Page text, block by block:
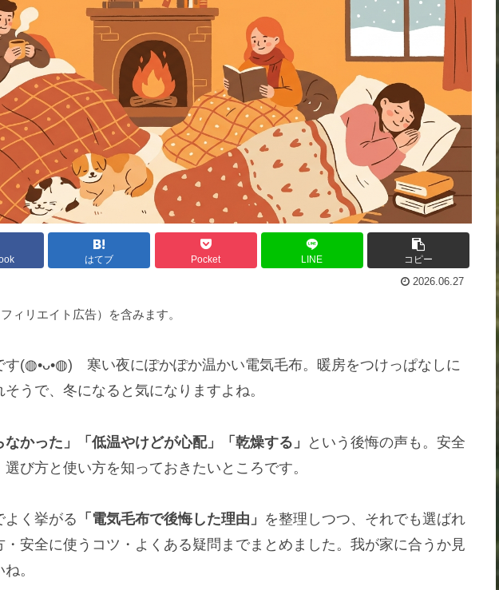
はてブ Pocket LINE コピー
2026.06.27
ィリエイト広告）を含みます。
す(◍•ᴗ•◍) 寒い夜にぽかぽか温かい電気毛布。暖房をつけっぱなしに
うで、冬になると気になりますよね。
なかった」「低温やけどが心配」「乾燥する」
という後悔の声も。安全
び方と使い方を知っておきたいところです。
よく挙がる 「電気毛布で後悔した理由」 を整理しつつ、それでも選ばれ
安全に使うコツ・よくある疑問までまとめました。我が家に合うか見
。